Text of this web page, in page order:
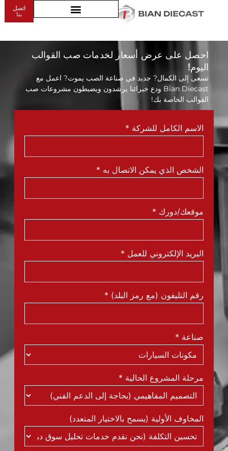
اتصل
بنا
موارد
احصل على عرض أسعار لخدمات صب القوالب
اليوم!
تسعى إلى الكمال? جديد في صناعة الصب يموت? اعمل مع
Bian Diecast ودع خبرائنا يرشدون ويضبطون مشروعات صب
القوالب الخاصة بك!
الاسم الكامل للشركة *
الشخص الذي يمكن الاتصال به *
موقعك/دورك *
البريد الإلكتروني للعمل *
رقم التليفون (مع رمز البلد) *
صناعة *
مرحلة المشروع الحالية *
المخاوف الأولية (يسمح بالاختيار المتعدد)